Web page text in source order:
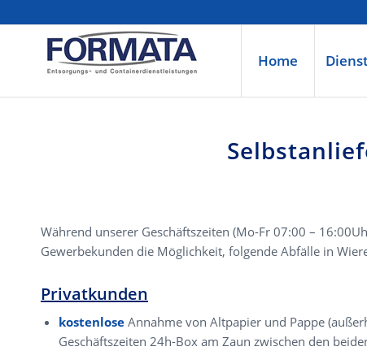
Home
Während unserer Geschäftszeiten (Mo-Fr 07:00 –
Gewerbekunden die Möglichkeit, folgende Abfälle in
Privatkunden
kostenlose Annahme von Altpapier und Pappe
Geschäftszeiten 24h-Box am Zaun zwischen den